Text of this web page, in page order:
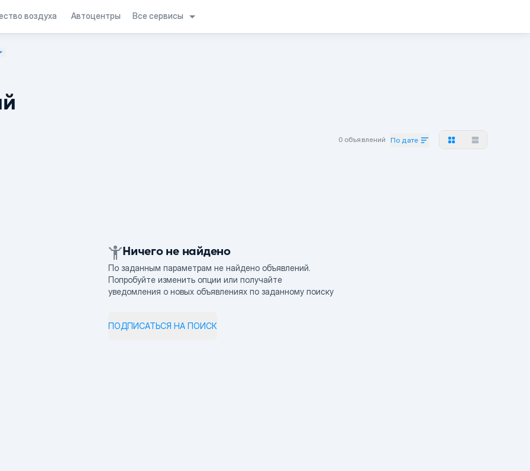
воздуха Автоцентры Все сервисы
0 объявлений По дате
Ничего не найдено
По заданным параметрам не найдено объявлений.
Попробуйте изменить опции или получайте
уведомления о новых объявлениях по заданному поиску
ПОДПИСАТЬСЯ НА ПОИСК